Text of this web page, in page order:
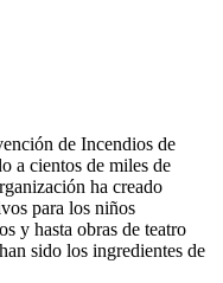
de Incendios de
a cientos de miles de
ha creado
para los niños
y hasta obras de teatro
sido los ingredientes de